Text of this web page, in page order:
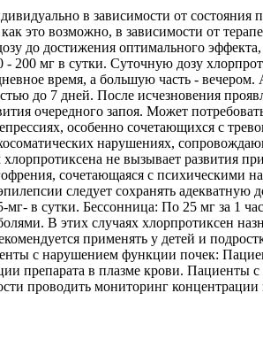
в зависимости от
это возможно, в зависимости от
до достижения оптимального
200 мг в сутки. Суточную дозу
время, а большую часть -
до 7 дней. После исчезновения
очередного запоя. Может
особенно сочетающихся с
нарушениях,
не вызывает развития
сочетающаяся с психическими
следует сохранять
в сутки. Бессонница: По 25 мг за 1
В этих случаях хлорпротиксен
применять у детей и
с нарушением функции почек:
препарата в плазме крови.
проводить мониторинг концентрации